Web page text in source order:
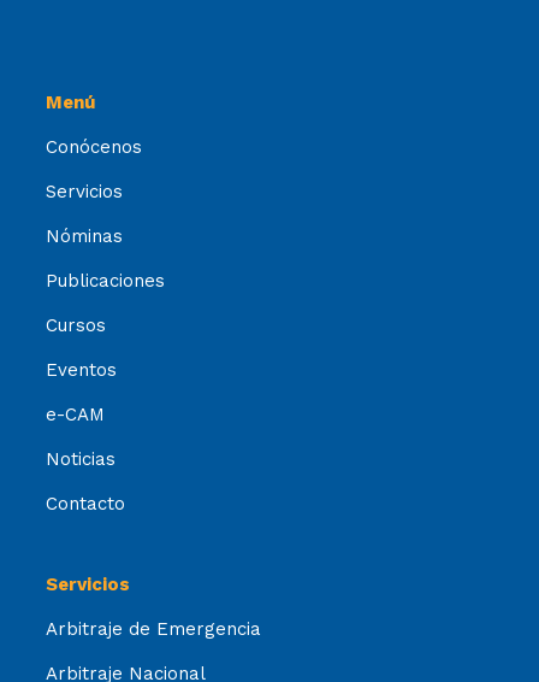
Menú
Conócenos
Servicios
Nóminas
Publicaciones
Cursos
Eventos
e-CAM
Noticias
Contacto
Servicios
Arbitraje de Emergencia
Arbitraje Nacional